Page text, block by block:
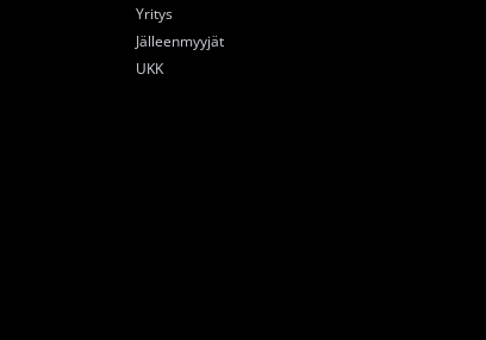
Yritys
Jälleenmyyjät
UKK